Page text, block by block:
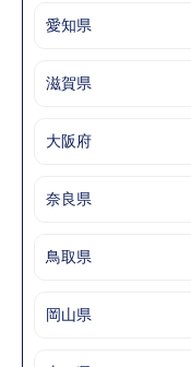
愛知県
滋賀県
大阪府
奈良県
鳥取県
岡山県